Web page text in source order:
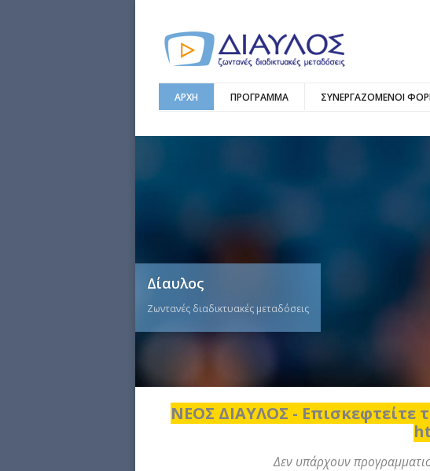
ΑΡΧΗ ΠΡΟΓΡΑΜΜΑ ΣΥΝΕΡΓΑΖΟΜΕΝΟΙ
Δίαυλος
Ζωντανές διαδικτυακές μεταδόσεις
ΝΕΟΣ ΔΙΑΥΛΟΣ - Επισκεφτείτε
Δεν υπάρχουν